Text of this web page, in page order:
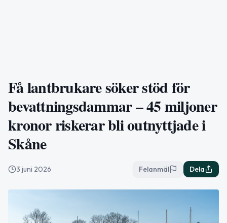
Få lantbrukare söker stöd för
bevattningsdammar – 45 miljoner
kronor riskerar bli outnyttjade i
Skåne
3 juni 2026 Felanmäl Dela